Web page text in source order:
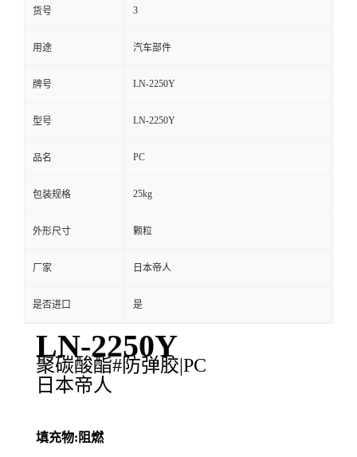
货号 3
用途 汽车部件
牌号 LN-2250Y
型号 LN-2250Y
品名 PC
包装规格 25kg
外形尺寸 颗粒
厂家 日本帝人
是否进口 是
LN-2250Y
聚碳酸酯#防弹胶|PC
日本帝人
填充物:阻燃